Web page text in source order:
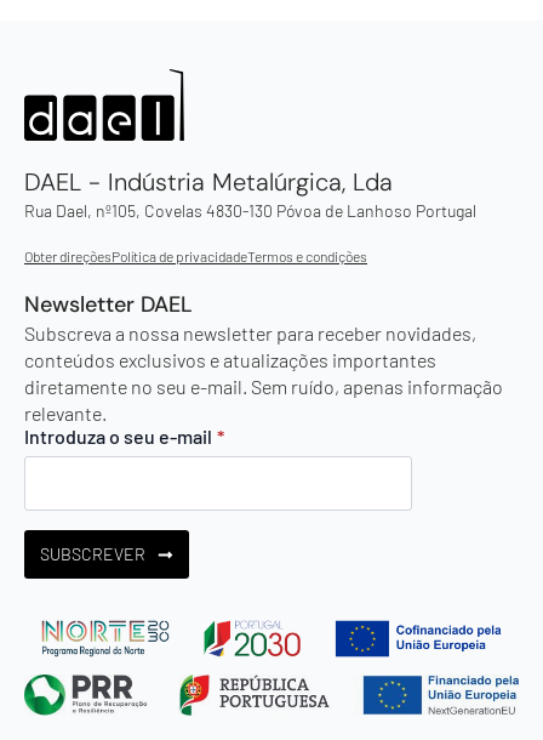
DAEL - Indústria Metalúrgica, Lda
Rua Dael, nº105, Covelas 4830-130 Póvoa de Lanhoso Portugal
Obter direçõesPolítica de privacidadeTermos e condições
Newsletter DAEL
Subscreva a nossa newsletter para receber novidades,
conteúdos exclusivos e atualizações importantes
diretamente no seu e-mail. Sem ruído, apenas informação
relevante.
Introduza o seu e-mail *
SUBSCREVER